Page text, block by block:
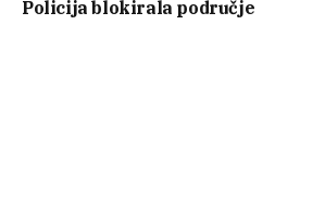
Policija blokirala područje